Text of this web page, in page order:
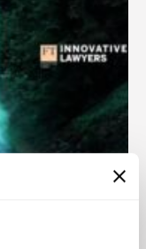
Times uma